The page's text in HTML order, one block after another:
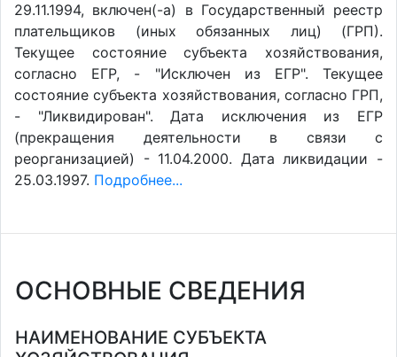
29.11.1994, включен(-a) в Государственный реестр
плательщиков (иных обязанных лиц) (ГРП).
Текущее состояние субъекта хозяйствования,
согласно ЕГР, - "Исключен из ЕГР". Текущее
состояние субъекта хозяйствования, согласно ГРП,
- "Ликвидирован". Дата исключения из ЕГР
(прекращения деятельности в связи с
реорганизацией) - 11.04.2000. Дата ликвидации -
25.03.1997. Подробнее...
ОСНОВНЫЕ СВЕДЕНИЯ
НАИМЕНОВАНИЕ СУБЪЕКТА